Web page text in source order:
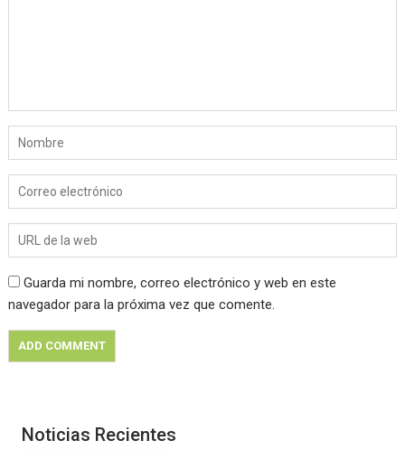
Guarda mi nombre, correo electrónico y web en este
navegador para la próxima vez que comente.
Noticias Recientes